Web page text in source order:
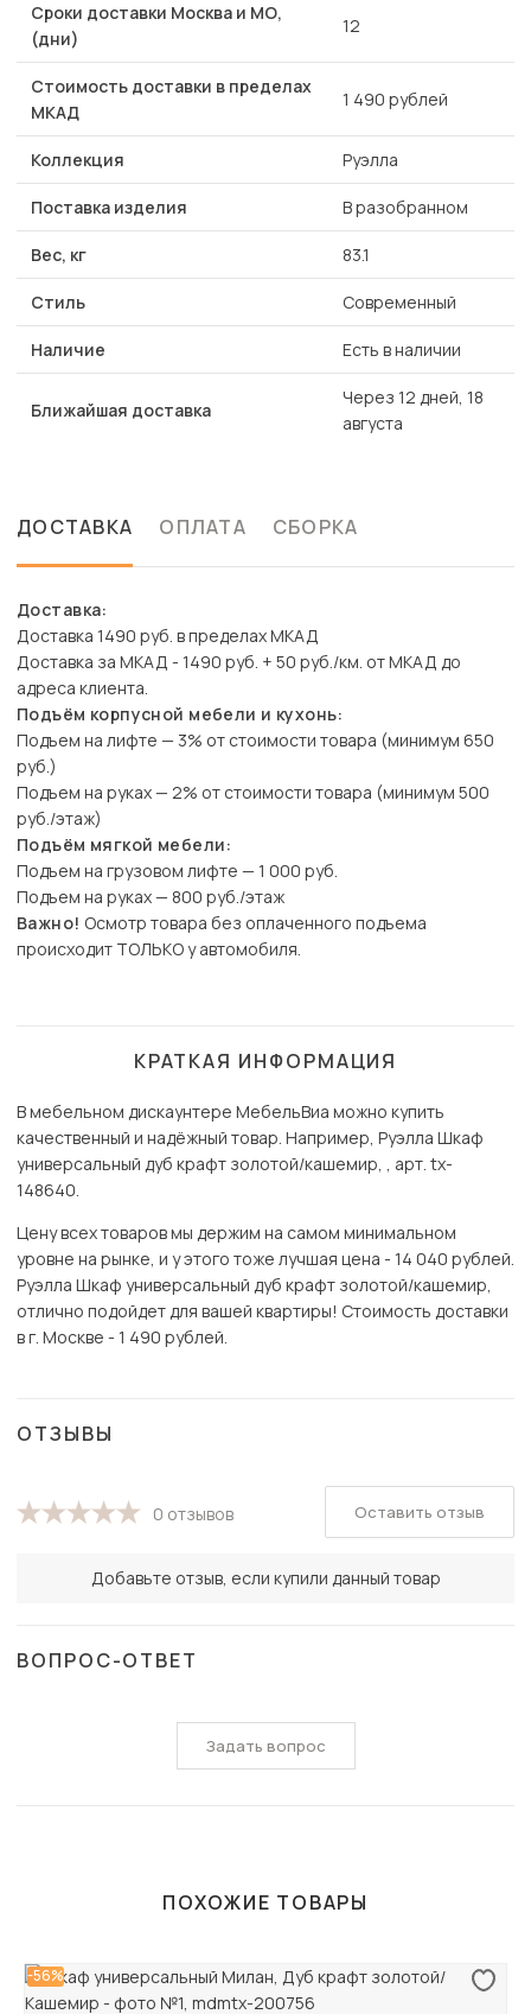
Сроки доставки Москва и МО,
(дни)
12
Стоимость доставки в пределах
МКАД
1 490 рублей
Коллекция Руэлла
Поставка изделия В разобранном
Вес, кг 83.1
Стиль Современный
Наличие Есть в наличии
Ближайшая доставка
Через 12 дней, 18
августа
ДОСТАВКА ОПЛАТА СБОРКА
Доставка:
Доставка 1490 руб. в пределах МКАД
Доставка за МКАД - 1490 руб. + 50 руб./км. от МКАД до
адреса клиента.
Подъём корпусной мебели и кухонь:
Подъем на лифте — 3% от стоимости товара (минимум 650
руб.)
Подъем на руках — 2% от стоимости товара (минимум 500
руб./этаж)
Подъём мягкой мебели:
Подъем на грузовом лифте — 1 000 руб.
Подъем на руках — 800 руб./этаж
Важно! Осмотр товара без оплаченного подъема
происходит ТОЛЬКО у автомобиля.
КРАТКАЯ ИНФОРМАЦИЯ
В мебельном дискаунтере МебельВиа можно купить
качественный и надёжный товар. Например, Руэлла Шкаф
универсальный дуб крафт золотой/кашемир, , арт. tx-
148640.
Цену всех товаров мы держим на самом минимальном
уровне на рынке, и у этого тоже лучшая цена - 14 040 рублей.
Руэлла Шкаф универсальный дуб крафт золотой/кашемир,
отлично подойдет для вашей квартиры! Стоимость доставки
в г. Москве - 1 490 рублей.
ОТЗЫВЫ
0 отзывов
Добавьте отзыв, если купили данный товар
Оставить отзыв
ВОПРОС-ОТВЕТ
Задать вопрос
ПОХОЖИЕ ТОВАРЫ
-56%